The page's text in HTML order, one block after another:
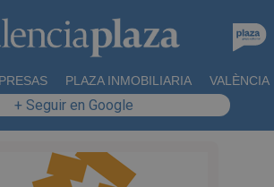
PLAZA INMOBILIARIA VALÈNCIA
+ Seguir en Google